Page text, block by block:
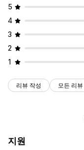
5
4
3
2
1
리뷰 작성 모든 리뷰
지원